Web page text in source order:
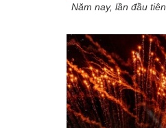
Năm nay, lần đầu tiên